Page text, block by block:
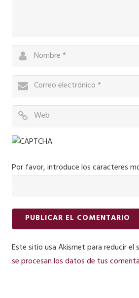
Por favor, introduce los caracteres
Este sitio usa Akismet para reducir el
se procesan los datos de tus